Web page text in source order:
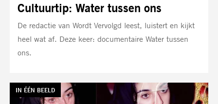
Cultuurtip: Water tussen ons
De redactie van Wordt Vervolgd leest, luistert en kijkt
heel wat af. Deze keer: documentaire Water tussen
ons.
TAG:
IN ÉÉN BEELD